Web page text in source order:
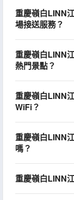
重慶嶺白LINN
場接送服務？
重慶嶺白LINN
熱門景點？
重慶嶺白LINN
WiFi？
重慶嶺白LINN
嗎？
重慶嶺白LINN